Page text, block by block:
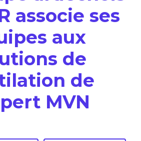
associe ses
aux
de
de
MVN